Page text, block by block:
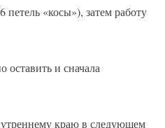
«косы»), затем работу
оставить и сначала
краю в следующем